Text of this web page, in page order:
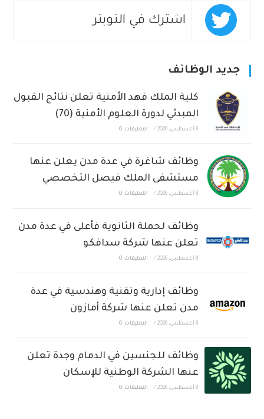
اشترك في التويتر
جديد الوظائف
كلية الملك فهد الأمنية تعلن نتائج القبول
المبدئي لدورة العلوم الأمنية (70)
8 أغسطس، 2026 / التعليقات: 0
وظائف شاغرة في عدة مدن يعلن عنها
مستشفى الملك فيصل التخصصي
8 أغسطس، 2026 / التعليقات: 0
وظائف لحملة الثانوية فأعلى في عدة مدن
تعلن عنها شركة سدافكو
8 أغسطس، 2026 / التعليقات: 0
وظائف إدارية وتقنية وهندسية في عدة
مدن تعلن عنها شركة أمازون
8 أغسطس، 2026 / التعليقات: 0
وظائف للجنسين في الدمام وجدة تعلن
عنها الشركة الوطنية للإسكان
8 أغسطس، 2026 / التعليقات: 0